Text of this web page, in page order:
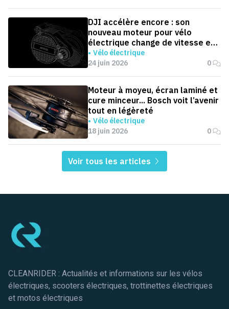
DJI accélère encore : son
nouveau moteur pour vélo
électrique change de vitesse en
0,1 seconde
Vélo électrique
24 juin 2026
0
Moteur à moyeu, écran laminé et
cure minceur... Bosch voit l’avenir
tout en légèreté
Vélo électrique
18 juin 2026
0
Voir tous les articles
CLEANRIDER : Actualités et informations sur les vélos
électriques, scooters électriques, trottinettes électriques
et motos électriques